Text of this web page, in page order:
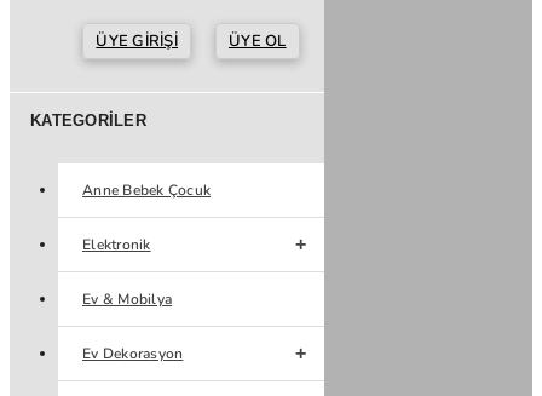
ÜYE GIRIŞI ÜYE OL
KATEGORILER
Anne Bebek Çocuk
Elektronik
Ev & Mobilya
Ev Dekorasyon